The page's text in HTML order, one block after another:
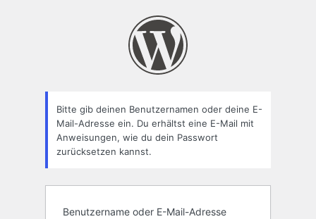
Bitte gib deinen Benutzernamen oder deine E-
Mail-Adresse ein. Du erhältst eine E-Mail mit
Anweisungen, wie du dein Passwort
zurücksetzen kannst.
Benutzername oder E-Mail-Adresse